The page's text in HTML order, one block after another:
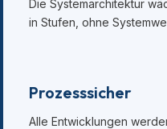
Die Systemarchitektur
in Stufen, ohne
Prozesssicher
Alle Entwicklungen